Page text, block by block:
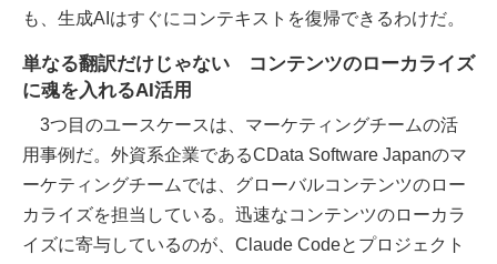
も、生成AIはすぐにコンテキストを復帰できるわけだ。
単なる翻訳だけじゃない コンテンツのローカライズ
に魂を入れるAI活用
3つ目のユースケースは、マーケティングチームの活
用事例だ。外資系企業であるCData Software Japanのマ
ーケティングチームでは、グローバルコンテンツのロー
カライズを担当している。迅速なコンテンツのローカラ
イズに寄与しているのが、Claude Codeとプロジェクト